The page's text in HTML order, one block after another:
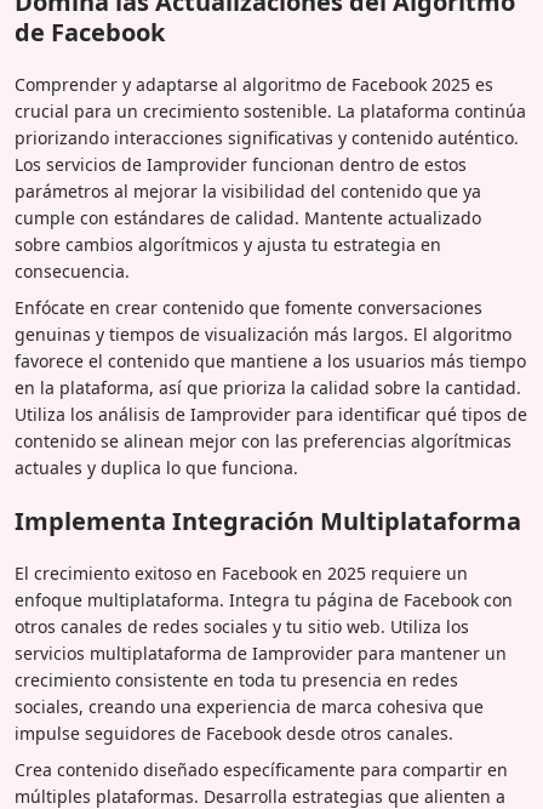
de Facebook
Comprender y adaptarse al algoritmo de Facebook 2025 es
crucial para un crecimiento sostenible. La plataforma continúa
priorizando interacciones significativas y contenido auténtico.
Los servicios de Iamprovider funcionan dentro de estos
parámetros al mejorar la visibilidad del contenido que ya
cumple con estándares de calidad. Mantente actualizado
sobre cambios algorítmicos y ajusta tu estrategia en
consecuencia.
Enfócate en crear contenido que fomente conversaciones
genuinas y tiempos de visualización más largos. El algoritmo
favorece el contenido que mantiene a los usuarios más tiempo
en la plataforma, así que prioriza la calidad sobre la cantidad.
Utiliza los análisis de Iamprovider para identificar qué tipos de
contenido se alinean mejor con las preferencias algorítmicas
actuales y duplica lo que funciona.
Implementa Integración Multiplataforma
El crecimiento exitoso en Facebook en 2025 requiere un
enfoque multiplataforma. Integra tu página de Facebook con
otros canales de redes sociales y tu sitio web. Utiliza los
servicios multiplataforma de Iamprovider para mantener un
crecimiento consistente en toda tu presencia en redes
sociales, creando una experiencia de marca cohesiva que
impulse seguidores de Facebook desde otros canales.
Crea contenido diseñado específicamente para compartir en
múltiples plataformas. Desarrolla estrategias que alienten a